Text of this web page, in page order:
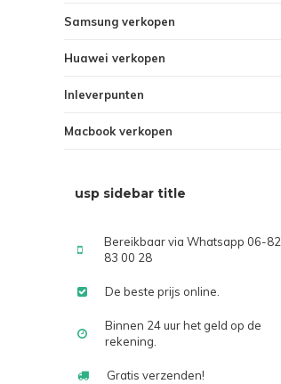
Samsung verkopen
Huawei verkopen
Inleverpunten
Macbook verkopen
usp sidebar title
Bereikbaar via Whatsapp 06-82
83 00 28
De beste prijs online.
Binnen 24 uur het geld op de
rekening.
Gratis verzenden!